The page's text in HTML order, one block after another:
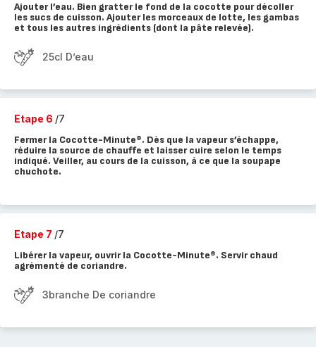
Ajouter l’eau. Bien gratter le fond de la cocotte pour décoller
les sucs de cuisson. Ajouter les morceaux de lotte, les gambas
et tous les autres ingrédients (dont la pâte relevée).
25cl D’eau
Etape 6 /7
Fermer la Cocotte-Minute®. Dès que la vapeur s’échappe,
réduire la source de chauffe et laisser cuire selon le temps
indiqué. Veiller, au cours de la cuisson, à ce que la soupape
chuchote.
Etape 7 /7
Libérer la vapeur, ouvrir la Cocotte-Minute®. Servir chaud
agrémenté de coriandre.
3branche De coriandre